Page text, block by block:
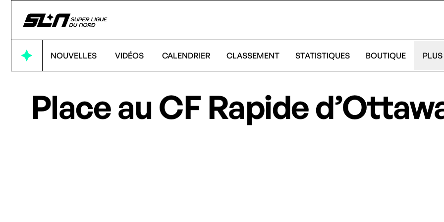
NOUVELLES VIDÉOS CALENDRIER CLASSEMENT STATISTIQUES BOUTIQUE PLUS
Place au CF Rapide